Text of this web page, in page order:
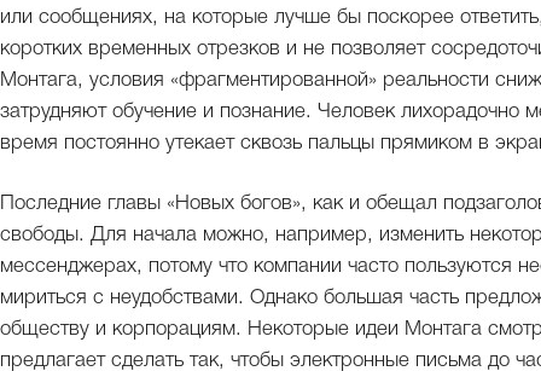
или сообщениях, на которые лучше бы поскорее
коротких временных отрезков и не позволяет
Монтага, условия «фрагментированной» реальности
затрудняют обучение и познание. Человек
время постоянно утекает сквозь пальцы прямиком в
Последние главы «Новых богов», как и обещал
свободы. Для начала можно, например, изменить
мессенджерах, потому что компании часто пользуются
мириться с неудобствами. Однако большая часть
обществу и корпорациям. Некоторые идеи Монтага
предлагает сделать так, чтобы электронные письма до